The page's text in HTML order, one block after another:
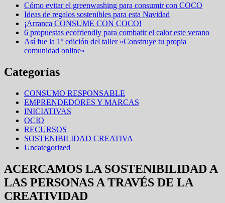
Cómo evitar el greenwashing para consumir con COCO
Ideas de regalos sostenibles para esta Navidad
¡Arranca CONSUME CON COCO!
6 propuestas ecofriendly para combatir el calor este verano
Así fue la 1º edición del taller «Construye tu propia
comunidad online»
Categorías
CONSUMO RESPONSABLE
EMPRENDEDORES Y MARCAS
INICIATIVAS
OCIO
RECURSOS
SOSTENIBILIDAD CREATIVA
Uncategorized
ACERCAMOS LA SOSTENIBILIDAD A
LAS PERSONAS A TRAVÉS DE LA
CREATIVIDAD